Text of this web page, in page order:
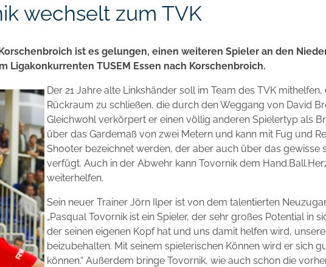
wechselt zum TVK
ist es gelungen, einen weiteren Spieler an den
Ligakonkurrenten TUSEM Essen nach Korschenbroich.
Der 21 Jahre alte Linkshänder soll im Team des TVK
Rückraum zu schließen, die durch den Weggang von David
Gleichwohl verkörpert er einen völlig anderen Spielertyp als
über das Gardemaß von zwei Metern und kann mit Fug und
Shooter bezeichnet werden, der aber auch über das gewisse
verfügt. Auch in der Abwehr kann Tovornik dem
weiterhelfen.
Sein neuer Trainer Jörn Ilper ist von dem talentierten
„Pasqual Tovornik ist ein Spieler, der sehr großes Potential in
der seinen eigenen Kopf hat und uns damit helfen wird,
beizubehalten. Mit seinem spielerischen Können wird er sich
können.“ Außerdem bringe Tovornik, wie auch schon die